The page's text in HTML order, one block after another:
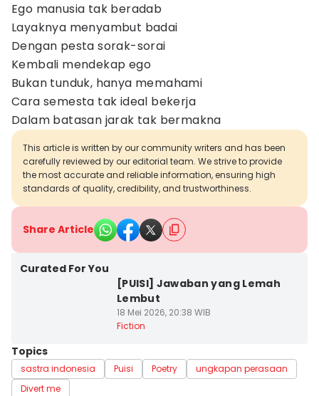
Ego manusia tak beradab
Layaknya menyambut badai
Dengan pesta sorak-sorai
Kembali mendekap ego
Bukan tunduk, hanya memahami
Cara semesta tak ideal bekerja
Dalam batasan jarak tak bermakna
This article is written by our community writers and has been
carefully reviewed by our editorial team. We strive to provide
the most accurate and reliable information, ensuring high
standards of quality, credibility, and trustworthiness.
Share Article
Curated For You
[PUISI] Jawaban yang Lemah
Lembut
18 Mei 2026, 20:38 WIB
Fiction
Topics
sastra indonesia Puisi Poetry
ungkapan perasaan
Divert me